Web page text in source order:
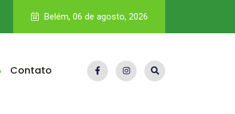
No Brasil, efetivo não é gargalo, mas gestão policial, que
Belém, 06 de agosto, 2026
Contato